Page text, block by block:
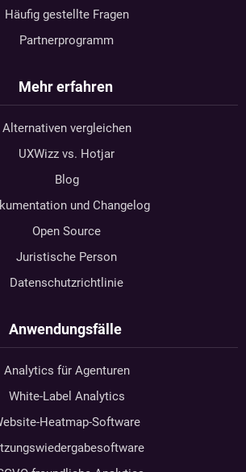
Häufig gestellte Fragen
Partnerprogramm
Mehr erfahren
Alternativen vergleichen
UXWizz vs. Hotjar
Blog
und Changelog
Open Source
Juristische Person
Datenschutzrichtlinie
Anwendungsfälle
Analytics für Agenturen
White-Label Analytics
Heatmap-Software